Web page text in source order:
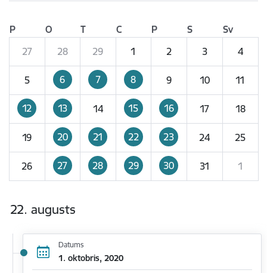
P O T C P S
Sv
27
28 29 1 2 3 4
5 6 7 8 9 10 11
12 13 14 15 16 17 18
19 20 21 22 23 24 25
26 27 28 29 30 31 1
22. augusts
Datums
1. oktobris, 2020